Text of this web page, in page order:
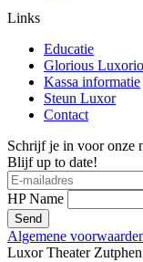
Links
Educatie
Glorious
Kassa informatie
Steun Luxor
Contact
Schrijf je in voor onze
Blijf up to date!
HP Name
Send
Algemene
Luxor Theater